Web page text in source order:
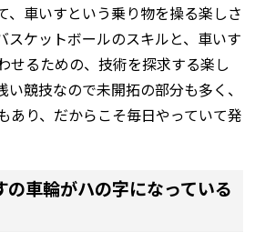
、車いすという乗り物を操る楽しさ
スケットボールのスキルと、車いす
せるための、技術を探求する楽し
競技なので未開拓の部分も多く、
あり、だからこそ毎日やっていて発
車輪がハの字になっている